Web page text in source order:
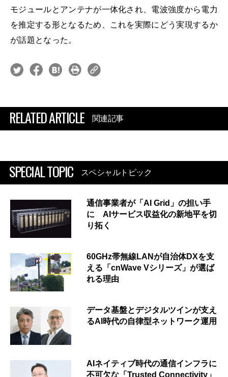
モジュールとアンテナが一体化され、電波強度から電力
を推定する形となるため、これを実際にどう実現するか
が話題となった。
RELATED ARTICLE 関連記事
SPECIAL TOPIC スペシャルトピック
通信事業者が「AI Grid」の担い手
に AIサービス収益化の新地平を切
り拓く
60GHz帯無線LANが自治体DXを支
える「cnWave Vシリーズ」が選ば
れる理由
データ基盤とデジタルツインが支え
るAI時代の自律型ネットワーク運用
AIネイティブ時代の通信インフラに
不可欠な「Trusted Connectivity」